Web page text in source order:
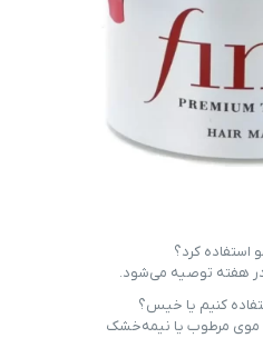
استفاده کرد؟
کنیم یا خیس؟
موی مرطوب یا نیمه‌خشک